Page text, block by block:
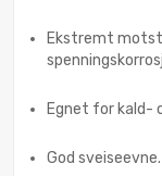
Ekstremt
Egnet for kald-
God sveiseevne.